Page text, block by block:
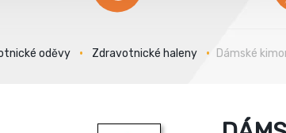
oděvy Zdravotnické haleny Dámské